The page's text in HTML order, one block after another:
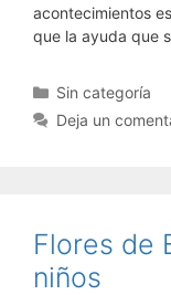
acontecimientos
que la ayuda que
Categorías
Sin categoría
Deja un
Flores de
niños